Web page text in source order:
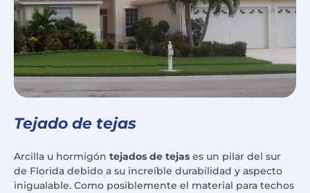
Tejado de tejas
Arcilla u hormigón tejados de tejas es un pilar del sur
de Florida debido a su increíble durabilidad y aspecto
inigualable. Como posiblemente el material para techos